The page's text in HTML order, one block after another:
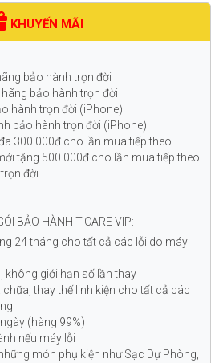
KHUYẾN MÃI
bảo hành trọn đời
bảo hành trọn đời
hành trọn đời (iPhone)
bảo hành trọn đời (iPhone)
300.000đ cho lần mua tiếp theo
tặng 500.000đ cho lần mua tiếp theo
đời
BẢO HÀNH T-CARE VIP:
24 tháng cho tất cả các lỗi do máy
không giới hạn số lần thay
chữa, thay thế linh kiện cho tất cả các
(hàng 99%)
nếu máy lỗi
món phụ kiện như Sạc Dự Phòng,